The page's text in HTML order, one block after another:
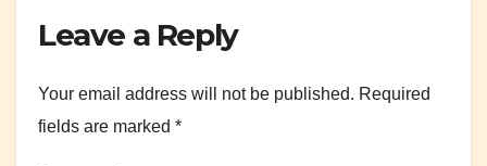
Leave a Reply
Your email address will not be published. Required
fields are marked *